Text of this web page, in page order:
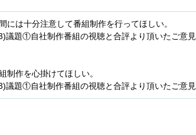
には十分注意して番組制作を行ってほしい。
議題①自社制作番組の視聴と合評より頂いたご意見
制作を心掛けてほしい。
議題①自社制作番組の視聴と合評より頂いたご意見